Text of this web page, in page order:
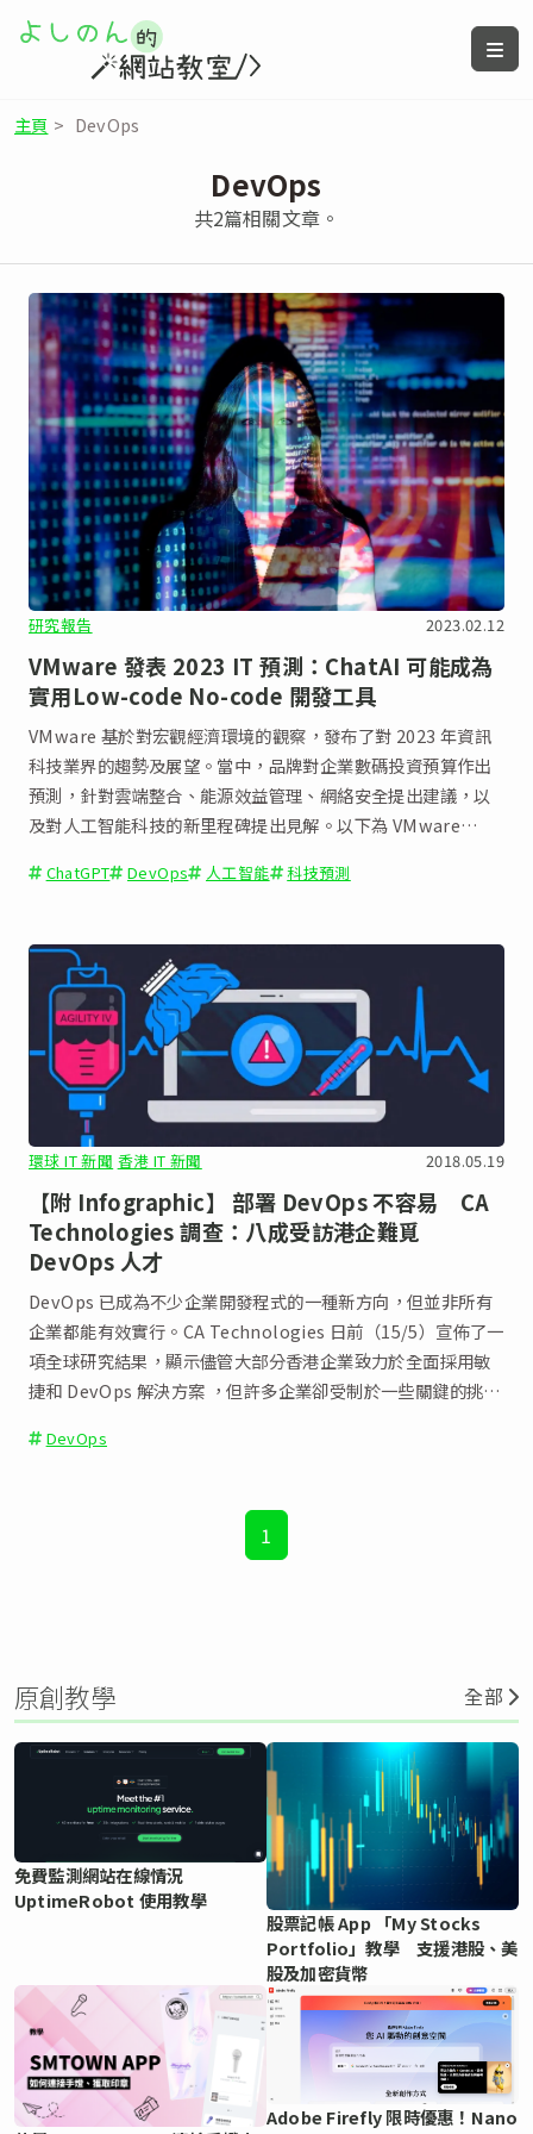
主頁 > DevOps
DevOps
共2篇相關文章。
研究報告 2023.02.12
VMware 發表 2023 IT 預測：ChatAI 可能成為
實用Low-code No-code 開發工具
VMware 基於對宏觀經濟環境的觀察，發布了對 2023 年資訊
科技業界的趨勢及展望。當中，品牌對企業數碼投資預算作出
預測，針對雲端整合、能源效益管理、網絡安全提出建議，以
及對人工智能科技的新里程碑提出見解。以下為 VMware
ChatGPT DevOps 人工智能 科技預測
環球 IT 新聞 香港 IT 新聞 2018.05.19
【附 Infographic】 部署 DevOps 不容易 CA
Technologies 調查：八成受訪港企難覓
DevOps 人才
DevOps 已成為不少企業開發程式的一種新方向，但並非所有
企業都能有效實行。CA Technologies 日前（15/5）宣佈了一
項全球研究結果，顯示儘管大部分香港企業致力於全面採用敏
捷和 DevOps 解決方案 ，但許多企業卻受制於一些關鍵的挑
DevOps
1
原創教學 全部
免費監測網站在線情況
UptimeRobot 使用教學
股票記帳 App 「My Stocks
Portfolio」教學 支援港股、美
股及加密貨幣
Adobe Firefly 限時優惠！Nano